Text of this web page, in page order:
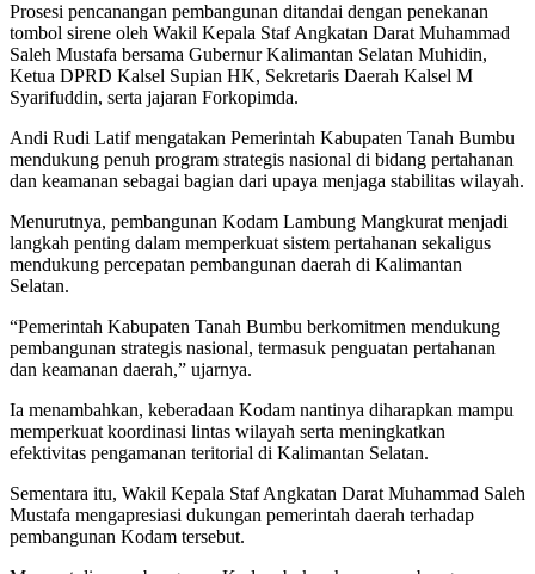
Prosesi pencanangan pembangunan ditandai dengan penekanan
tombol sirene oleh Wakil Kepala Staf Angkatan Darat Muhammad
Saleh Mustafa bersama Gubernur Kalimantan Selatan Muhidin,
Ketua DPRD Kalsel Supian HK, Sekretaris Daerah Kalsel M
Syarifuddin, serta jajaran Forkopimda.
Andi Rudi Latif mengatakan Pemerintah Kabupaten Tanah Bumbu
mendukung penuh program strategis nasional di bidang pertahanan
dan keamanan sebagai bagian dari upaya menjaga stabilitas wilayah.
Menurutnya, pembangunan Kodam Lambung Mangkurat menjadi
langkah penting dalam memperkuat sistem pertahanan sekaligus
mendukung percepatan pembangunan daerah di Kalimantan
Selatan.
“Pemerintah Kabupaten Tanah Bumbu berkomitmen mendukung
pembangunan strategis nasional, termasuk penguatan pertahanan
dan keamanan daerah,” ujarnya.
Ia menambahkan, keberadaan Kodam nantinya diharapkan mampu
memperkuat koordinasi lintas wilayah serta meningkatkan
efektivitas pengamanan teritorial di Kalimantan Selatan.
Sementara itu, Wakil Kepala Staf Angkatan Darat Muhammad Saleh
Mustafa mengapresiasi dukungan pemerintah daerah terhadap
pembangunan Kodam tersebut.